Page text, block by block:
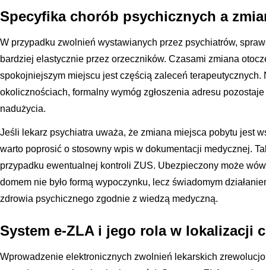
Specyfika chorób psychicznych a
W przypadku zwolnień wystawianych przez psychiatrów,
bardziej elastycznie przez orzeczników. Czasami zmiana
spokojniejszym miejscu jest częścią zaleceń
okolicznościach, formalny wymóg zgłoszenia adresu
nadużycia.
Jeśli lekarz psychiatra uważa, że zmiana miejsca pobytu jest
warto poprosić o stosowny wpis w dokumentacji medycznej.
przypadku ewentualnej kontroli ZUS. Ubezpieczony może
domem nie było formą wypoczynku, lecz świadomym
zdrowia psychicznego zgodnie z wiedzą medyczną.
System e-ZLA i jego rola w lokalizacji
Wprowadzenie elektronicznych zwolnień lekarskich